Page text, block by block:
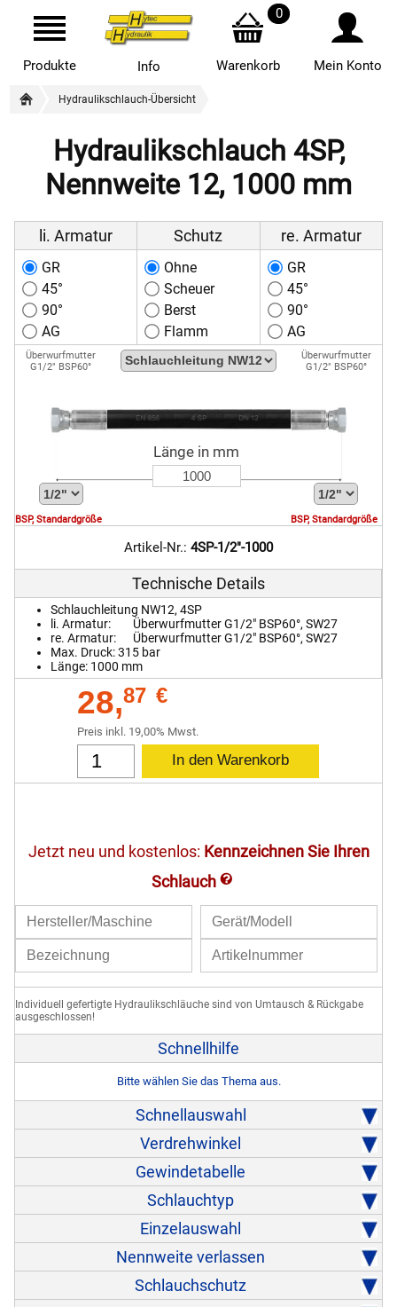
Produkte Info
0
Warenkorb Mein Konto
Hydraulikschlauch-Übersicht
Hydraulikschlauch 4SP,
Nennweite 12, 1000 mm
li. Armatur
GR
45°
90°
AG
Schutz
Ohne
Scheuer
Berst
Flamm
re. Armatur
GR
45°
90°
AG
Überwurfmutter
G1/2" BSP60°
BSP, Standardgröße
Überwurfmutter
G1/2" BSP60°
BSP, Standardgröße
Länge in mm
Artikel-Nr.: 4SP-1/2"-1000
Technische Details
Schlauchleitung NW12, 4SP
li. Armatur:
Überwurfmutter G1/2" BSP60°, SW27
re. Armatur:
Überwurfmutter G1/2" BSP60°, SW27
Max. Druck:315 bar
Länge: 1000 mm
28,87 €
Preis inkl. 19,00% Mwst.
Jetzt neu und kostenlos: Kennzeichnen Sie Ihren
Schlauch
LINK
Individuell gefertigte Hydraulikschläuche sind von Umtausch & Rückgabe
ausgeschlossen!
Schnellhilfe
Bitte wählen Sie das Thema aus.
Schnellauswahl
Verdrehwinkel
Gewindetabelle
Schlauchtyp
Einzelauswahl
Nennweite verlassen
Schlauchschutz